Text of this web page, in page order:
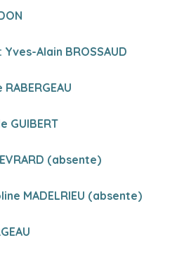
: Yves-Alain BROSSAUD
GUIBERT
(absente)
MADELRIEU (absente)